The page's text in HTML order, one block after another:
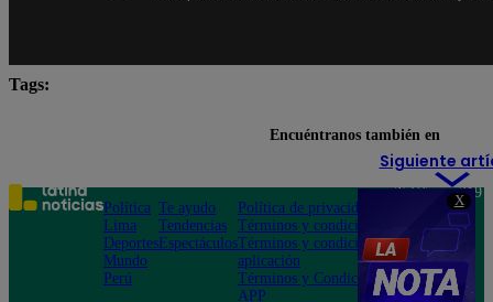
X
Tags:
Siguiente
Encuéntranos también en
Política
Lima
Deportes
Mundo
Perú
Te ayudo
Tendencias
Espectáculos
Política de privacidad
Términos y condiciones
Términos y condiciones
aplicación
Términos y Condiciones
APP
Teléfono: 219
Av. San
Felipe 968
Jesús María